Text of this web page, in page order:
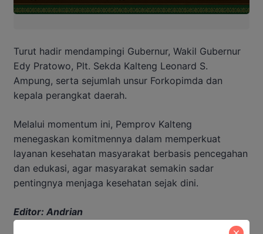
Turut hadir mendampingi Gubernur, Wakil Gubernur
Edy Pratowo, Plt. Sekda Kalteng Leonard S.
Ampung, serta sejumlah unsur Forkopimda dan
kepala perangkat daerah.
Melalui momentum ini, Pemprov Kalteng
menegaskan komitmennya dalam memperkuat
layanan kesehatan masyarakat berbasis pencegahan
dan edukasi, agar masyarakat semakin sadar
pentingnya menjaga kesehatan sejak dini.
Editor: Andrian